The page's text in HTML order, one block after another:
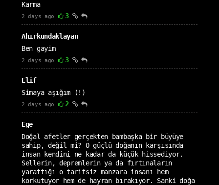
Karma
2 days ago 3
Ahırkundaklayan
Ben gayim
2 days ago 3
Elif
Simaya aşığım (!)
2 days ago 2
Ege
Doğal afetler gerçekten bambaşka bir büyüye
sahip, değil mi? O güçlü doğanın karşısında
insan kendini ne kadar da küçük hissediyor.
Sellerin, depremlerin ya da fırtınaların
yarattığı o tarifsiz manzara insanı hem
korkutuyor hem de hayran bırakıyor. Sanki doğa